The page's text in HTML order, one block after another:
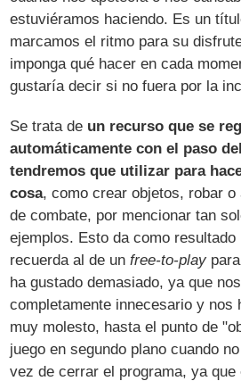
estuviéramos haciendo. Es un
marcamos el ritmo para su
imponga qué hacer en cada
gustaría decir si no fuera por la
Se trata de un recurso que se
automáticamente con el paso
tendremos que utilizar para
cosa, como crear objetos, robar o
de combate, por mencionar tan
ejemplos. Esto da como
recuerda al de unfree-to-play
ha gustado demasiado, ya que
completamente innecesario y nos
muy molesto, hasta el punto de
juego en segundo plano cuando
vez de cerrar el programa, ya